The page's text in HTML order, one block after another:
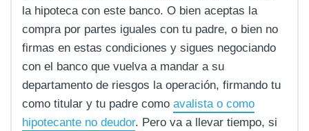
la hipoteca con este banco. O bien aceptas la
compra por partes iguales con tu padre, o bien no
firmas en estas condiciones y sigues negociando
con el banco que vuelva a mandar a su
departamento de riesgos la operación, firmando tu
como titular y tu padre como avalista o como
hipotecante no deudor. Pero va a llevar tiempo, si